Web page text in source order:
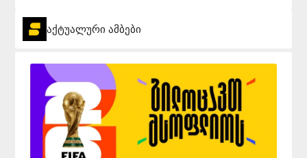
აქტუალური ამბები